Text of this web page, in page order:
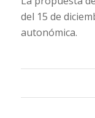
del 15 de
autonómica.